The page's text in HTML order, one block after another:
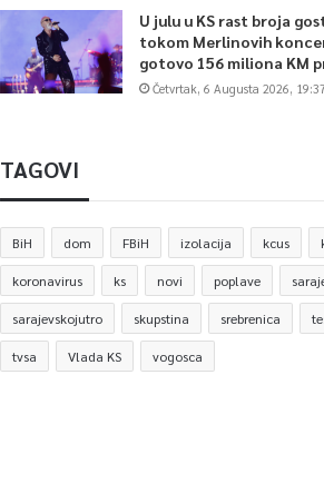
U julu u KS rast broja
tokom Merlinovih
gotovo 156 miliona KM
Četvrtak, 6 Augusta 2026,
TAGOVI
BiH dom FBiH izolacija kcus
koronavirus ks novi poplave
sarajevskojutro skupstina srebrenica
tvsa Vlada KS vogosca